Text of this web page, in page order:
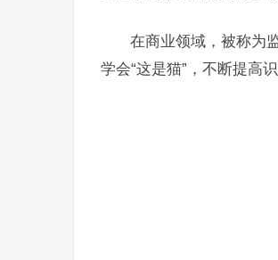
在商业领域，被称为
学会“这是猫”，不断提高